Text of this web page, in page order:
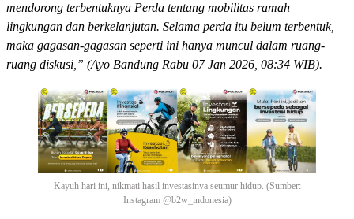
mendorong terbentuknya Perda tentang mobilitas ramah
lingkungan dan berkelanjutan. Selama perda itu belum terbentuk,
maka gagasan-gagasan seperti ini hanya muncul dalam ruang-
ruang diskusi,” (Ayo Bandung Rabu 07 Jan 2026, 08:34 WIB).
Kayuh hari ini, nikmati hasil investasinya seumur hidup. (Sumber:
Instagram @b2w_indonesia)